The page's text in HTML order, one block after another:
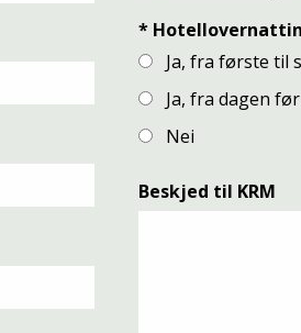
*
Ja, fra første til
Ja, fra dagen
Nei
Beskjed til KRM